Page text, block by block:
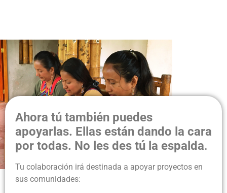
Ahora tú también puedes
apoyarlas. Ellas están dando la cara
por todas. No les des tú la espalda.
Tu colaboración irá destinada a apoyar proyectos en
sus comunidades: